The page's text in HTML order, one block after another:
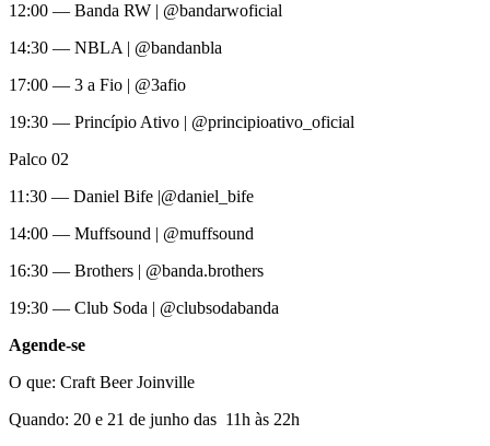
12:00 — Banda RW | @bandarwoficial
14:30 — NBLA | @bandanbla
17:00 — 3 a Fio | @3afio
19:30 — Princípio Ativo | @principioativo_oficial
Palco 02
11:30 — Daniel Bife |@daniel_bife
14:00 — Muffsound | @muffsound
16:30 — Brothers | @banda.brothers
19:30 — Club Soda | @clubsodabanda
Agende-se
O que: Craft Beer Joinville
Quando: 20 e 21 de junho das 11h às 22h